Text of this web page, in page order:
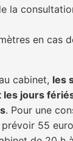
la
en cas
cabinet, les
les jours
. Pour une
55